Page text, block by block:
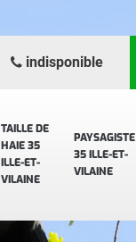
TAILLE DE
HAIE 35
ILLE-ET-
VILAINE
PAYSAGISTE
35 ILLE-ET-
VILAINE
indisponible